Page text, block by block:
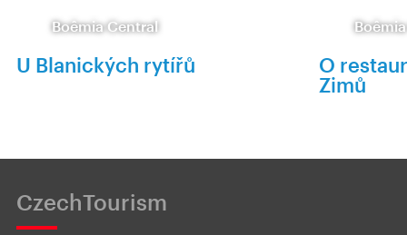
Boêmia Central
U Blanických rytířů
O
Zimů
CzechTourism